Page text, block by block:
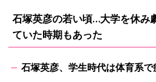
石塚英彦の若い頃…大学を休み
ていた時期もあった
石塚英彦、学生時代は体育系で